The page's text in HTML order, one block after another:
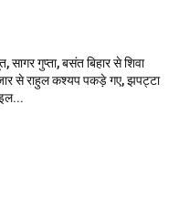
सागर गुप्ता, बसंत बिहार से शिवा
से राहुल कश्यप पकड़े गए, झपट्टा